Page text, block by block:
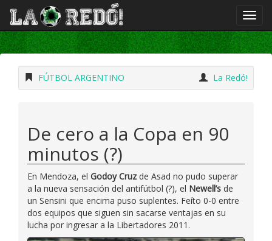
FÚTBOL ARGENTINO La Redó!
De cero a la Copa en 90
minutos (?)
En Mendoza, el Godoy Cruzde Asad no pudo superar
a la nueva sensación del antifútbol (?), el Newell’s de
un Sensini que encima puso suplentes. Feíto 0-0 entre
dos equipos que siguen sin sacarse ventajas en su
lucha por ingresar a la Libertadores 2011.